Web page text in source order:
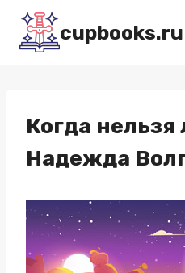
Перейти
содержимому
cupbooks.ru
Когда
Надежда